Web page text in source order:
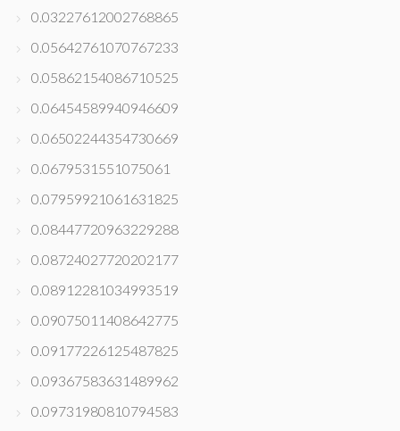
0.03227612002768865
0.05642761070767233
0.05862154086710525
0.06454589940946609
0.06502244354730669
0.0679531551075061
0.07959921061631825
0.08447720963229288
0.08724027720202177
0.08912281034993519
0.09075011408642775
0.09177226125487825
0.09367583631489962
0.09731980810794583